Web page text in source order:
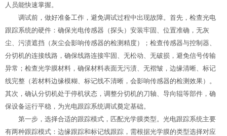
人员能快速掌握。
调试前，做好准备工作，避免调试过程中出现故障。首先，检查光电
跟踪系统的硬件：确保光电传感器（探头）安装牢固、位置准确，无灰
尘、污渍遮挡（灰尘会影响传感器的检测精度）；检查传感器与控制器、
分切机的连接线路，确保线路连接牢固、无松动、无破损，避免信号传输
异常；检查光学膜材料，确保材料表面无污渍、无褶皱，边缘清晰、标记
线完整（若材料边缘模糊、标记线不清晰，会影响传感器的检测效果）。
其次，确认分切机处于停机状态，调整分切机的刀轴、导向辊等部件，确
保设备运行平稳，为光电跟踪系统调试奠定基础。
第一步，选择合适的跟踪模式，匹配光学膜类型。光电跟踪系统主要
有两种跟踪模式：边缘跟踪和标记线跟踪，需根据光学膜的类型选择对应